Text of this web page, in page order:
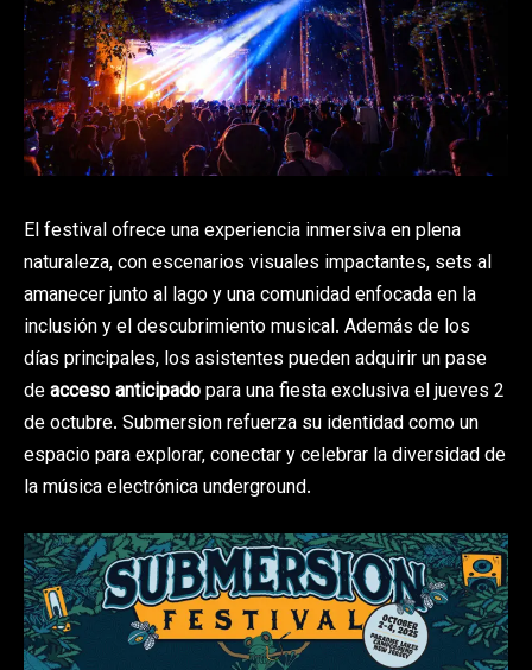
El festival ofrece una experiencia inmersiva en plena
naturaleza, con escenarios visuales impactantes, sets al
amanecer junto al lago y una comunidad enfocada en la
inclusión y el descubrimiento musical. Además de los
días principales, los asistentes pueden adquirir un pase
deacceso anticipadopara una fiesta exclusiva el jueves 2
de octubre. Submersion refuerza su identidad como un
espacio para explorar, conectar y celebrar la diversidad de
la música electrónica underground.